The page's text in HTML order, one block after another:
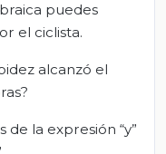
puedes
el ciclista.
alcanzó el
de la expresión “y”